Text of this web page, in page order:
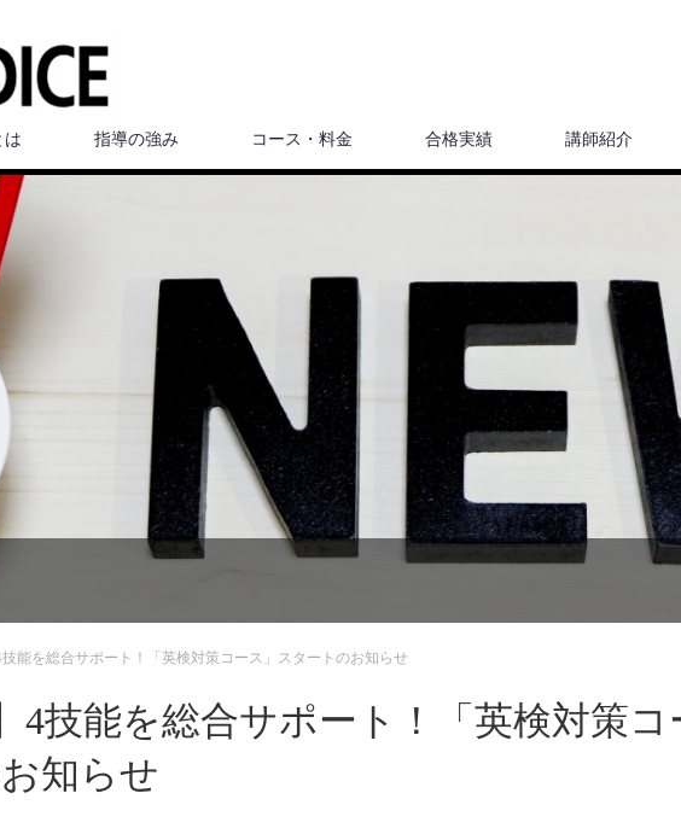
は 指導の強み コース・料金 合格実績 講師紹介
技能を総合サポート！「英検対策コース」スタートのお知らせ
4技能を総合サポート！「英検対策コ
知らせ